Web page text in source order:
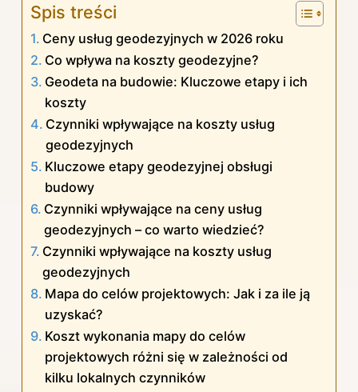
Spis treści
Ceny usług geodezyjnych w 2026 roku
Co wpływa na koszty geodezyjne?
Geodeta na budowie: Kluczowe etapy i ich
koszty
Czynniki wpływające na koszty usług
geodezyjnych
Kluczowe etapy geodezyjnej obsługi
budowy
Czynniki wpływające na ceny usług
geodezyjnych – co warto wiedzieć?
Czynniki wpływające na koszty usług
geodezyjnych
Mapa do celów projektowych: Jak i za ile ją
uzyskać?
Koszt wykonania mapy do celów
projektowych różni się w zależności od
kilku lokalnych czynników